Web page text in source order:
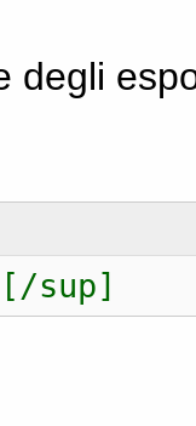
degli
sup]